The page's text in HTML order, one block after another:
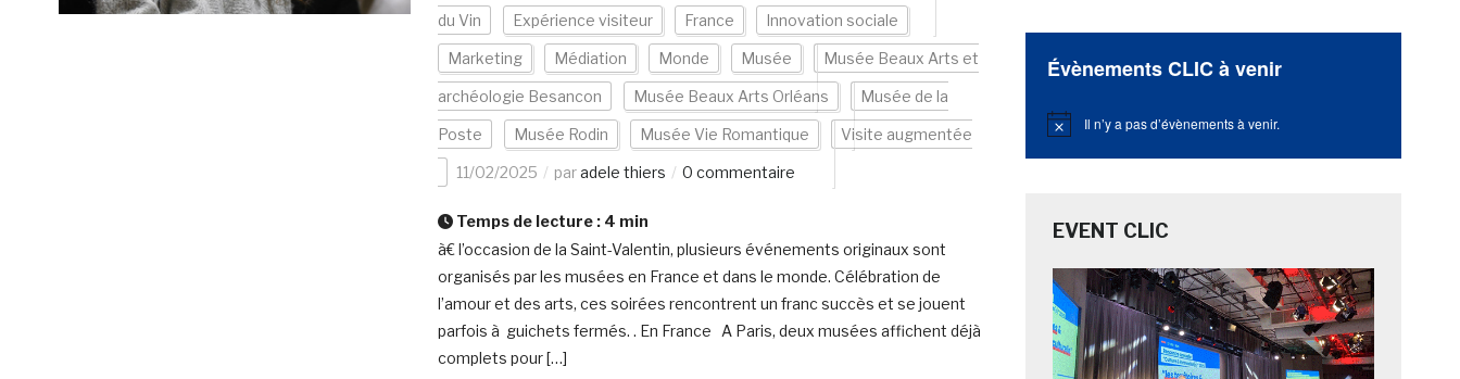
du Vin Expérience visiteur France Innovation sociale
Marketing Médiation Monde Musée Musée Beaux Arts et
archéologie Besancon Musée Beaux Arts Orléans Musée de la
Poste Musée Rodin Musée Vie Romantique Visite augmentée
11/02/2025 paradele thiers 0 commentaire
Temps de lecture : 4 min
à€ l’occasion de la Saint-Valentin, plusieurs événements originaux sont
organisés par les musées en France et dans le monde. Célébration de
l’amour et des arts, ces soirées rencontrent un franc succès et se jouent
parfois à guichets fermés. . En France A Paris, deux musées affichent déjà
complets pour […]
Évènements CLIC à venir
Notice Il n’y a pas d’évènements à venir.
EVENT CLIC